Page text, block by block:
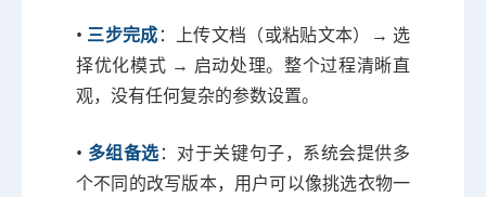
• 三步完成：上传文档（或粘贴文本）→ 选
择优化模式 → 启动处理。整个过程清晰直
观，没有任何复杂的参数设置。
• 多组备选：对于关键句子，系统会提供多
个不同的改写版本，用户可以像挑选衣物一